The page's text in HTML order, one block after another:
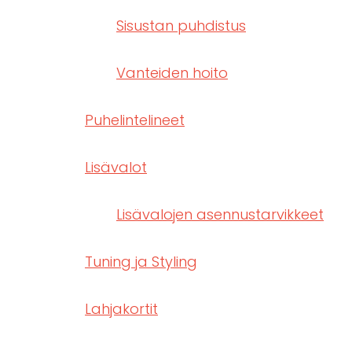
Sisustan puhdistus
Vanteiden hoito
Puhelintelineet
Lisävalot
Lisävalojen asennustarvikkeet
Tuning ja Styling
Lahjakortit